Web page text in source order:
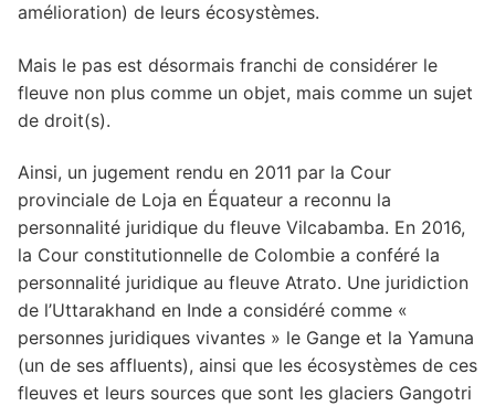
amélioration) de leurs écosystèmes.
Mais le pas est désormais franchi de considérer le
fleuve non plus comme un objet, mais comme un sujet
de droit(s).
Ainsi, un jugement rendu en 2011 par la Cour
provinciale de Loja en Équateur a reconnu la
personnalité juridique du fleuve Vilcabamba. En 2016,
la Cour constitutionnelle de Colombie a conféré la
personnalité juridique au fleuve Atrato. Une juridiction
de l’Uttarakhand en Inde a considéré comme «
personnes juridiques vivantes » le Gange et la Yamuna
(un de ses affluents), ainsi que les écosystèmes de ces
fleuves et leurs sources que sont les glaciers Gangotri